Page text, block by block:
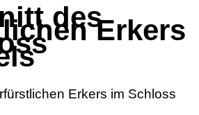
desErkers
Erkers im Schloss